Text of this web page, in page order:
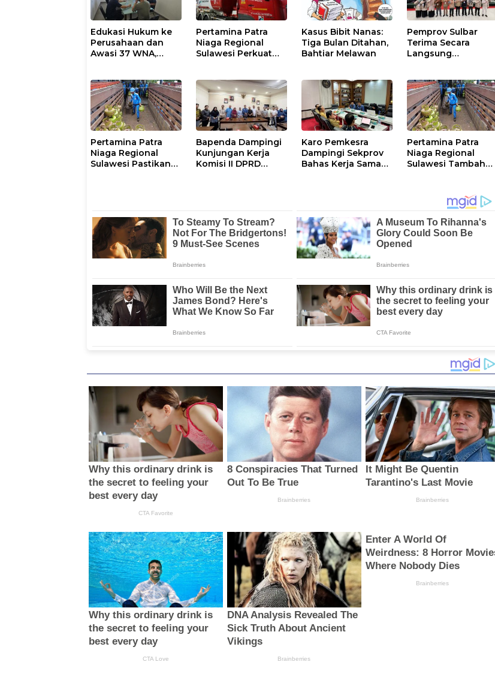
Edukasi Hukum ke
Perusahaan dan
Awasi 37 WNA,
Mandiri di Maros
dan Pangkep
Pertamina Patra
Niaga Regional
Sulawesi Perkuat
Layanan di SPBU
Maros
Kasus Bibit Nanas:
Tiga Bulan Ditahan,
Bahtiar Melawan
Pemprov Sulbar
Terima Secara
Langsung
Jamaah Hahi Kloter
UPG 12
Pertamina Patra
Niaga Regional
Sulawesi Pastikan
Selama Periode Hari
Raya Idul adha
Bapenda Dampingi
Kunjungan Kerja
Komisi II DPRD
Karo Pemkesra
Dampingi Sekprov
Bahas Kerja Sama
Pertamina Patra
Niaga Regional
Sulawesi Tambah
Libur Kenaikan
Yesus Kristus dan
Long Weekend